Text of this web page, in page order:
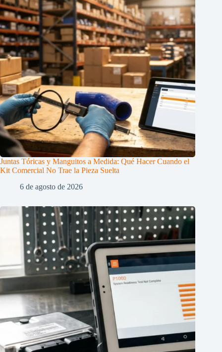
Juntas Tóricas y Manguitos a Medida: Qué Hacer Cuando el
Kit Comercial No Trae la Pieza Suelta
6 de agosto de 2026